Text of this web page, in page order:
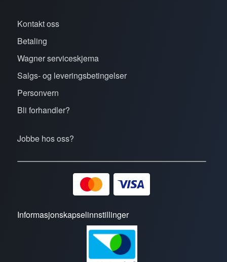
Kontakt oss
Betaling
Wagner serviceskjema
Salgs- og leveringsbetingelser
Personvern
Bli forhandler?
Jobbe hos oss?
Informasjonskapselinnstillinger